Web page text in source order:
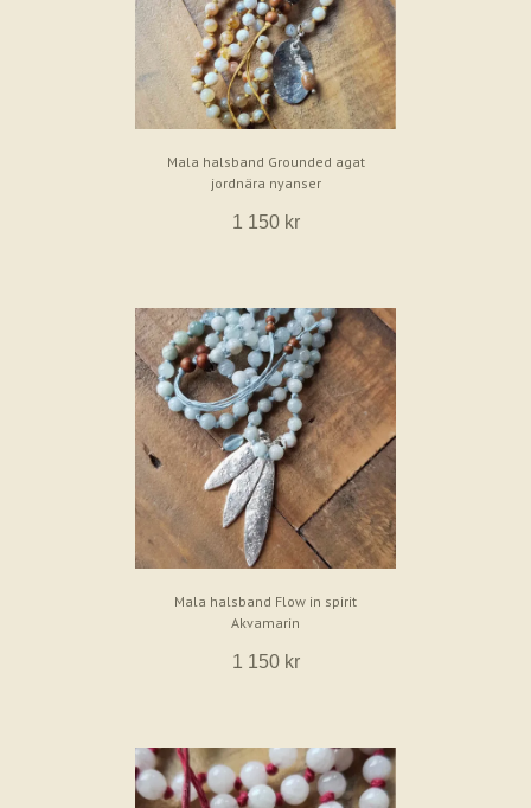
Mala halsband Grounded agat
jordnära nyanser
1 150 kr
Mala halsband Flow in spirit
Akvamarin
1 150 kr